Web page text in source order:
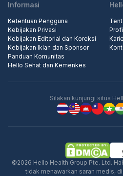
Informasi
Ketentuan Pengguna
Kebijakan Privasi
Kebijakan Editorial dan Koreksi
Kebijakan Iklan dan Sponsor
Panduan Komunitas
Hello Sehat dan Kemenkes
Silakan kunjungi situs
©2026 Hello Health Group Pte. Ltd.
tidak menawarkan saran medis,